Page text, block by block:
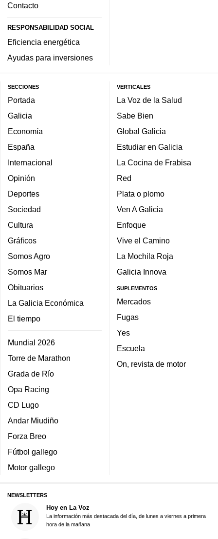
Contacto
RESPONSABILIDAD SOCIAL
Eficiencia energética
Ayudas para inversiones
SECCIONES
Portada
Galicia
Economía
España
Internacional
Opinión
Deportes
Sociedad
Cultura
Gráficos
Somos Agro
Somos Mar
Obituarios
La Galicia Económica
El tiempo
Mundial 2026
Torre de Marathon
Grada de Río
Opa Racing
CD Lugo
Andar Miudiño
Forza Breo
Fútbol gallego
Motor gallego
VERTICALES
La Voz de la Salud
Sabe Bien
Global Galicia
Estudiar en Galicia
La Cocina de Frabisa
Red
Plata o plomo
Ven A Galicia
Enfoque
Vive el Camino
La Mochila Roja
Galicia Innova
SUPLEMENTOS
Mercados
Fugas
Yes
Escuela
On, revista de motor
NEWSLETTERS
Hoy en La Voz
La información más destacada del día, de lunes a viernes a primera
hora de la mañana